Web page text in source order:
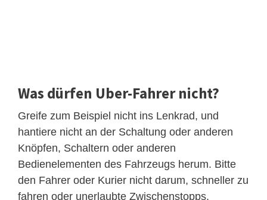
Was dürfen Uber-Fahrer nicht?
Greife zum Beispiel nicht ins Lenkrad, und
hantiere nicht an der Schaltung oder anderen
Knöpfen, Schaltern oder anderen
Bedienelementen des Fahrzeugs herum. Bitte
den Fahrer oder Kurier nicht darum, schneller zu
fahren oder unerlaubte Zwischenstopps,